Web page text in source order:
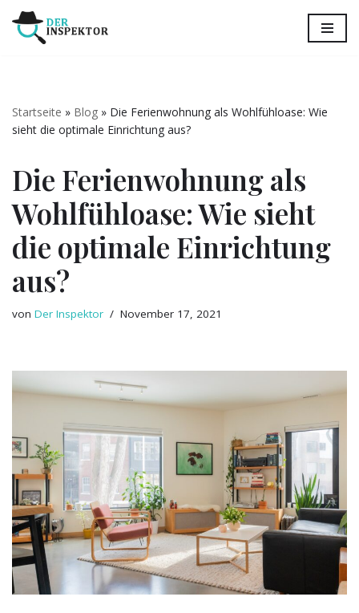
Startseite » Blog » Die Ferienwohnung als Wohlfühloase: Wie
sieht die optimale Einrichtung aus?
Die Ferienwohnung als
Wohlfühloase: Wie sieht
die optimale Einrichtung
aus?
von Der Inspektor November 17, 2021